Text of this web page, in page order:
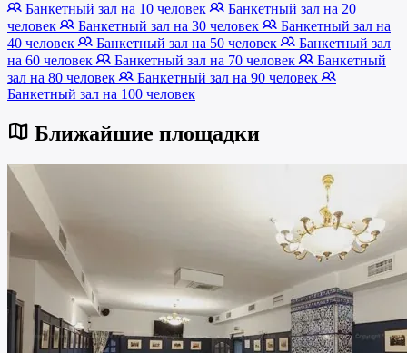
Банкетный зал на 10 человек
Банкетный зал на 20
человек
Банкетный зал на 30 человек
Банкетный зал на
40 человек
Банкетный зал на 50 человек
Банкетный зал
на 60 человек
Банкетный зал на 70 человек
Банкетный
зал на 80 человек
Банкетный зал на 90 человек
Банкетный зал на 100 человек
Ближайшие площадки